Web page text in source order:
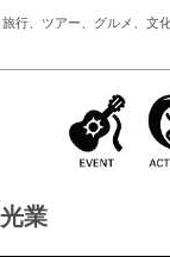
行、ツアー、グルメ、
業